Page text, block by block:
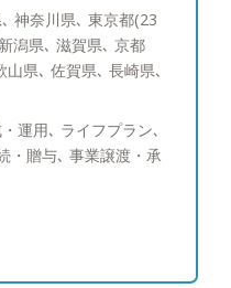
るご相談を受ける中
まれてきた人生やご
ことが多くございま
ルアドバイザーの仕
案内するだけでな
ったうえで長く寄り
相手になることが一番
金のことだけでなく
ありたいと思ってい
神奈川県､ 東京都(23
潟県､ 滋賀県､ 京都
県､ 佐賀県､ 長崎県､
運用､ ライフプラン､
・贈与､ 事業譲渡・承